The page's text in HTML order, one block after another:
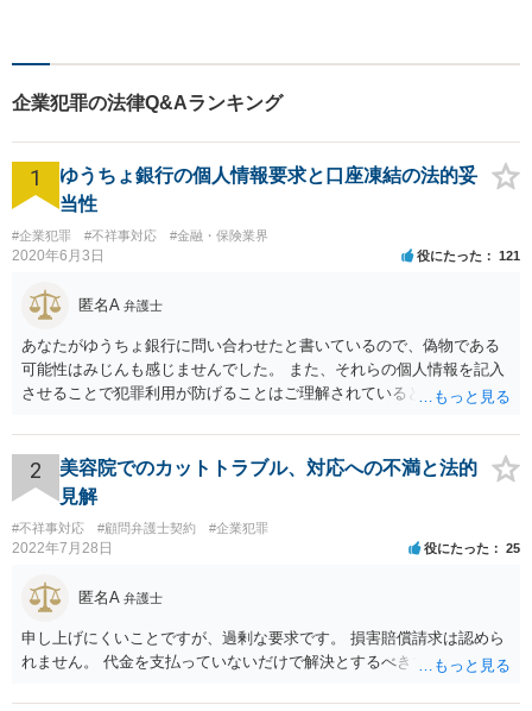
にお任せください【完全個室
企業犯罪の法律Q&Aランキング
1
ゆうちょ銀行の個人情報要求と口座凍結の法的妥
当性
#企業犯罪 #不祥事対応 #金融・保険業界
2020年6月3日 役にたった 121
匿名A 弁護士
あなたがゆうちょ銀行に問い合わせたと書いているので、偽物である
可能性はみじんも感じませんでした。 また、それらの個人情報を記入
させることで犯罪利用が防げることはご理解されているとおりです。
士に同意を求めているだけです。 最初の回答では分かりづらかったの
かもしれませんが、質問にわかりやすく答えると「法的に許される」
が答えになります。 補足でアドバイスしておきますと、今私に反論し
てきたその内容をゆうちょ銀行にぶつければいいとおもいます。 もっ
とも、ぶつけられたゆうちょ銀行があなたと契約するかは法律上ゆう
ちょ銀行の自由です。
2
美容院でのカットトラブル、対応への不満と法的
見解
#不祥事対応 #顧問弁護士契約 #企業犯罪
2022年7月28日 役にたった 25
匿名A 弁護士
申し上げにくいことですが、過剰な要求です。 損害賠償請求は認めら
れません。 代金を支払っていないだけで解決とするべきでしょう。